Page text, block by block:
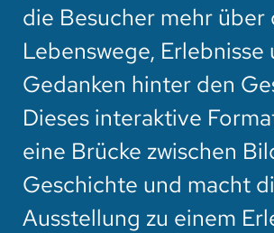
die Besucher mehr über
Lebenswege, Erlebnisse
Gedanken hinter den
Dieses interaktive
eine Brücke zwischen
Geschichte und macht
Ausstellung zu einem